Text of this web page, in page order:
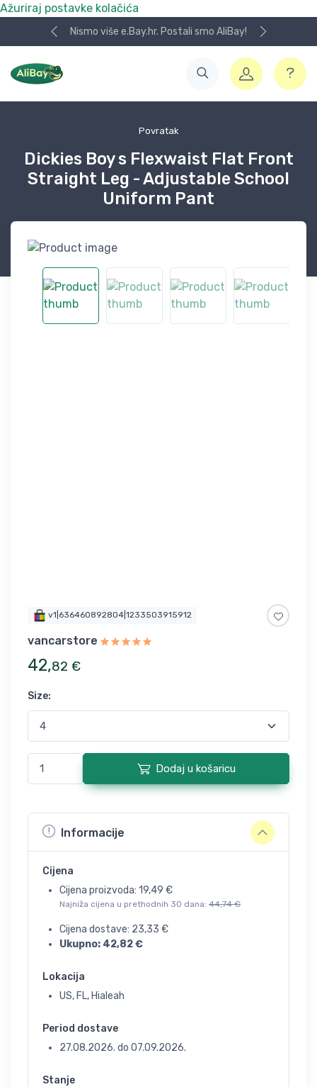
Ažuriraj postavke kolačića
Nismo više e.Bay.hr. Postali smo AliBay!
Povratak
Dickies Boy s Flexwaist Flat Front
Straight Leg - Adjustable School
Uniform Pant
v1|636460892804|1233503915912
vancarstore
42,82 €
Size:
Dodaj u košaricu
Informacije
Cijena
Cijena proizvoda: 19,49 €
Najniža cijena u prethodnih 30 dana: 44,74 €
Cijena dostave: 23,33 €
Ukupno: 42,82€
Lokacija
US, FL, Hialeah
Period dostave
27.08.2026. do 07.09.2026.
Stanje